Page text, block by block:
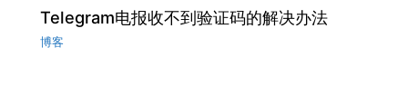
Telegram电报收不到验证码的解决办法
博客